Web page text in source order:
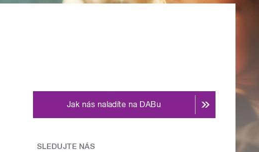
Jak nás naladíte na DABu
SLEDUJTE NÁS